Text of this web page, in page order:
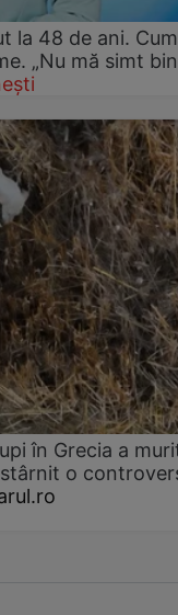
la 48 de ani. Cum
„Nu mă simt
în Grecia a
o